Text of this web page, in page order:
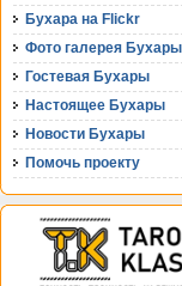
Бухара на Flickr
Фото галерея Бухары
Гостевая Бухары
Настоящее Бухары
Новости Бухары
Помочь проекту